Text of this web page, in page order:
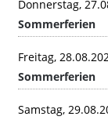
Donnerstag,
Sommerferien
Freitag,
Sommerferien
Samstag,